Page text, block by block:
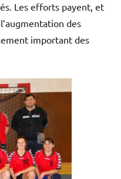
Les efforts payent, et
des
important des